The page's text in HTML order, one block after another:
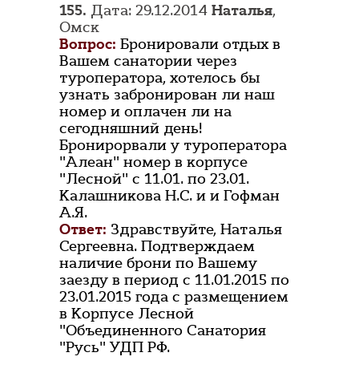
155. Дата: 29.12.2014 Наталья,
Омск
Вопрос: Бронировали отдых в
Вашем санатории через
туроператора, хотелось бы
узнать забронирован ли наш
номер и оплачен ли на
сегодняшний день!
Бронирорвали у туроператора
"Алеан" номер в корпусе
"Лесной" с 11.01. по 23.01.
Калашникова Н.С. и и Гофман
А.Я.
Ответ: Здравствуйте, Наталья
Сергеевна. Подтверждаем
наличие брони по Вашему
заезду в период с 11.01.2015 по
23.01.2015 года с размещением
в Корпусе Лесной
"Объединенного Санатория
"Русь" УДП РФ.